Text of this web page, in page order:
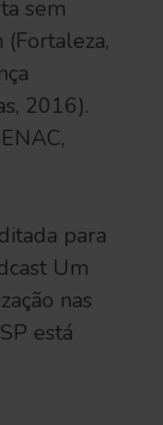
sem
2016).
para
Um
nas
está